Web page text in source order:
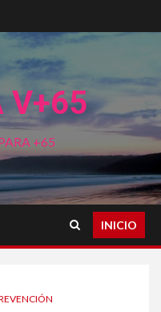
V+65
+65
INICIO